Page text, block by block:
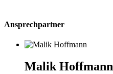
Ansprechpartner
Malik Hoffmann